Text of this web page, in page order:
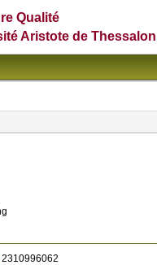
Qualité
Aristote de
2310996062